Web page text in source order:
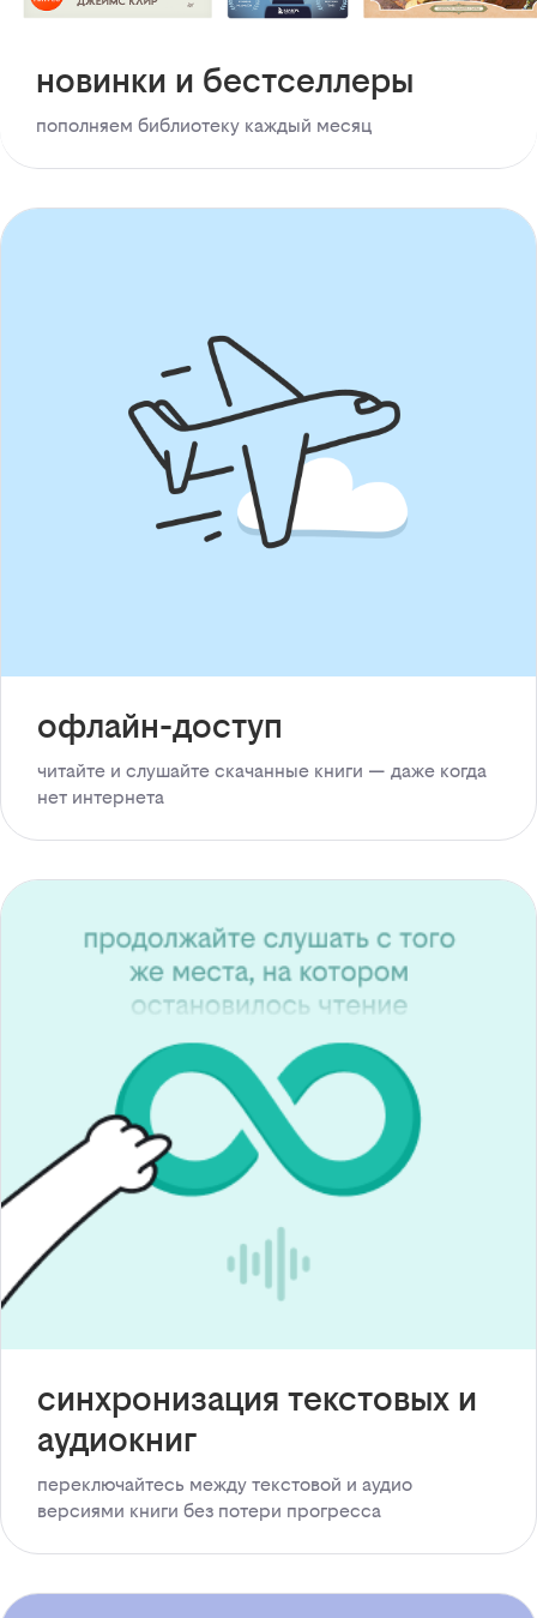
новинки и бестселлеры
пополняем библиотеку каждый месяц
офлайн-доступ
читайте и слушайте скачанные книги — даже когда
нет интернета
синхронизация текстовых и
аудиокниг
переключайтесь между текстовой и аудио
версиями книги без потери прогресса